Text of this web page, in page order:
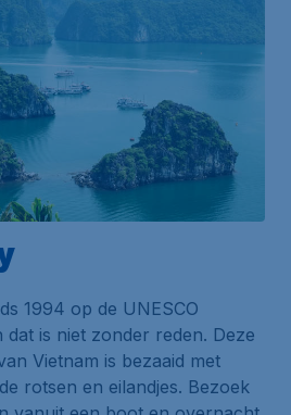
1994 op de UNESCO
dat is niet zonder reden. Deze
Vietnam is bezaaid met
rotsen en eilandjes. Bezoek